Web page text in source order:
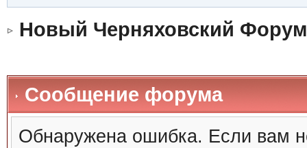
Новый Черняховский Форум
Сообщение форума
Обнаружена ошибка. Если вам